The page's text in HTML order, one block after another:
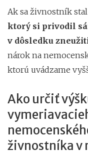
Ak sa živnostník
ktorý si privodil
v dôsledku
nárok na
ktorú uvádzame
Ako určiť
živnostníka v